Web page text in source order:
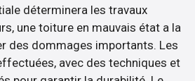
déterminera les travaux
une toiture en mauvais état a la
des dommages importants. Les
avec des techniques et